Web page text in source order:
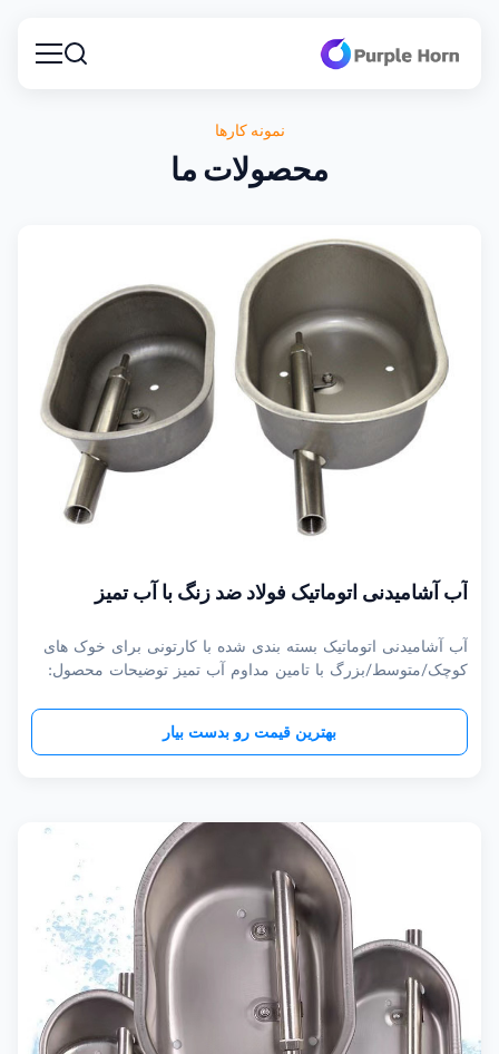
نمونه کارها
محصولات ما
آب آشامیدنی اتوماتیک فولاد ضد زنگ با آب تمیز
آب آشامیدنی اتوماتیک بسته بندی شده با کارتونی برای خوک های
کوچک/متوسط/بزرگ با تامین مداوم آب تمیز توضیحات محصول:
یک ابزار ضروری برای پرورش خوک است، که یک منبع آب تمیز
برای خوک های شما فراهم می کند.این آب آشامیدنی اتوماتیک با
بهترین قیمت رو بدست بیار